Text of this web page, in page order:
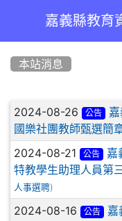
嘉義縣教育
本站消息
文章列表
2024-08-26 公告
國樂社團教師甄選簡
2024-08-21 公告
嘉
特教學生助理人員第
人事選聘)
2024-08-16 公告
嘉